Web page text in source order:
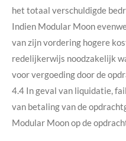
het totaal verschuldigde
Indien Modular Moon
van zijn vordering hogere
redelijkerwijs noodzakelijk
voor vergoeding door de
4.4 In geval van liquidatie,
van betaling van de
Modular Moon op de